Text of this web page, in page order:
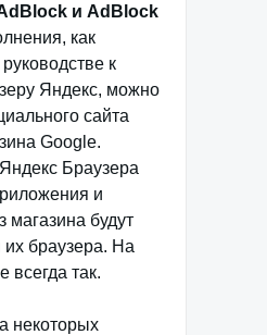
и AdBlock
как
к
Яндекс, можно
сайта
Google.
Браузера
и
магазина будут
их браузера. На
всегда так.
некоторых